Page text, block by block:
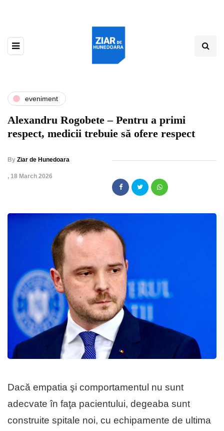
eveniment
Alexandru Rogobete – Pentru a primi
respect, medicii trebuie să ofere respect
By Ziar de Hunedoara
, 18 March 2026
Dacă empatia şi comportamentul nu sunt
adecvate în faţa pacientului, degeaba sunt
construite spitale noi, cu echipamente de ultima